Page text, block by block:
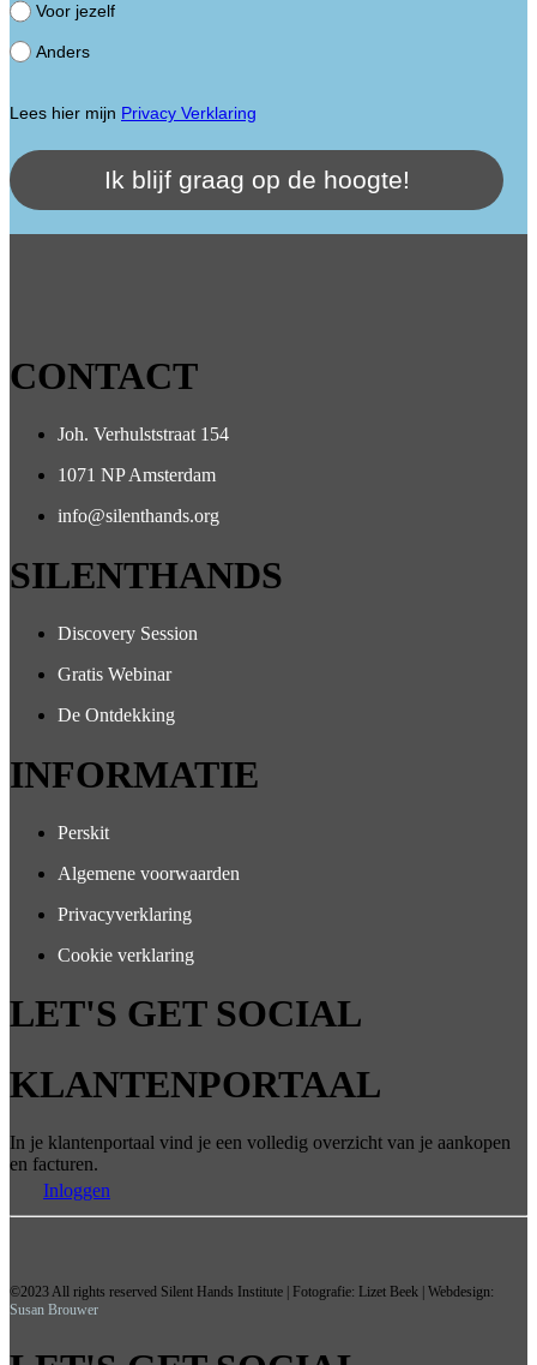
Voor jezelf
Anders
Lees hier mijn Privacy Verklaring
Ik blijf graag op de hoogte!
CONTACT
Joh. Verhulststraat 154
1071 NP Amsterdam
info@silenthands.org
SILENTHANDS
Discovery Session
Gratis Webinar
De Ontdekking
INFORMATIE
Perskit
Algemene voorwaarden
Privacyverklaring
Cookie verklaring
LET'S GET SOCIAL
KLANTENPORTAAL
In je klantenportaal vind je een volledig overzicht van je aankopen
en facturen.
Inloggen
©2023 All rights reserved Silent Hands Institute | Fotografie: Lizet Beek | Webdesign:
Susan Brouwer